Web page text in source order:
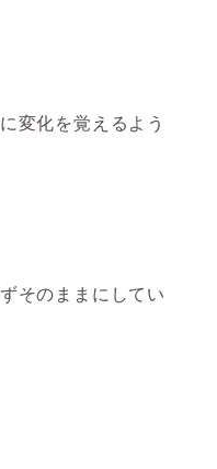
変化を覚えるよう
そのままにしてい